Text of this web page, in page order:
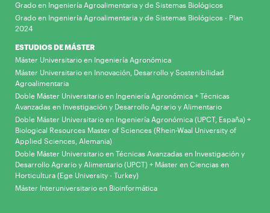
Grado en Ingeniería Agroalimentaria y de Sistemas Biológicos
Grado en Ingeniería Agroalimentaria y de Sistemas Biológicos - Plan
2024
ESTUDIOS DE MÁSTER
Máster Universitario en Ingeniería Agronómica
Máster Universitario en Innovación, Desarrollo y Sostenibilidad
Agroalimentaria
Doble Máster Universitario en Ingeniería Agronómica + Técnicas
Avanzadas en Investigación y Desarrollo Agrario y Alimentario
Doble Máster Universitario en Ingeniería Agronómica (UPCT, España) +
Biological Resources Master of Sciences (Rhein-Waal University of
Applied Sciences, Alemania)
Doble Máster Universitario en Técnicas Avanzadas en Investigación y
Desarrollo Agrario y Alimentario (UPCT) + Máster en Ciencias en
Horticultura (Ege University - Turkey)
Máster Interuniversitario en Bioinformática